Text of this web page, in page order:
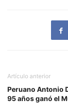
Artículo anterior
Peruano Antonio
95 años ganó el